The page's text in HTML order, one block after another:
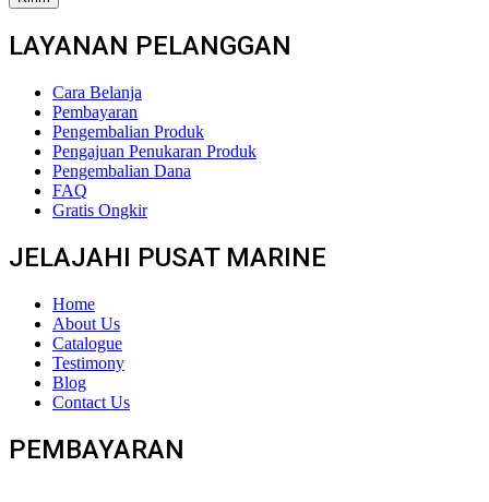
LAYANAN PELANGGAN
Cara Belanja
Pembayaran
Pengembalian Produk
Pengajuan Penukaran Produk
Pengembalian Dana
FAQ
Gratis Ongkir
JELAJAHI PUSAT MARINE
Home
About Us
Catalogue
Testimony
Blog
Contact Us
PEMBAYARAN